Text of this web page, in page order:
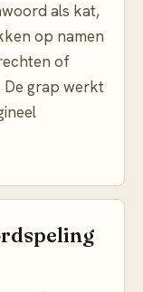
als kat,
op namen
of
De grap werkt